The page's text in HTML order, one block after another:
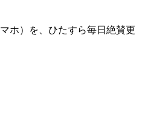
ホ）を、ひたすら毎日絶賛更